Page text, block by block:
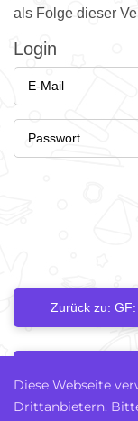
als Folge dieser
Login
Zurück zu:
Diese Webseite
Drittanbietern.